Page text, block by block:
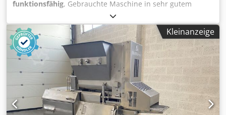
funktionsfähig, Gebrauchte Maschine in sehr gutem
Zustand, war letztes Jahr in Betrieb Crodpfjvr E Edjx Aqvsf
Kleinanzeige